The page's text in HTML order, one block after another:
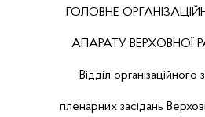
ГОЛОВНЕ
АПАРАТУ ВЕРХОВНОЇ
Відділ
пленарних засідань